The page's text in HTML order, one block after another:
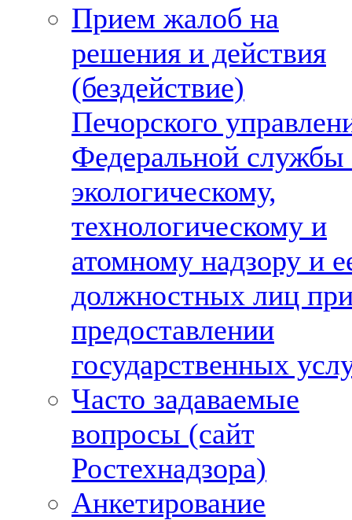
Прием жалоб на
решения и действия
(бездействие)
Печорского
Федеральной службы
экологическому,
технологическому и
атомному надзору и
должностных лиц
предоставлении
государственных
Часто задаваемые
вопросы (сайт
Ростехнадзора)
Анкетирование